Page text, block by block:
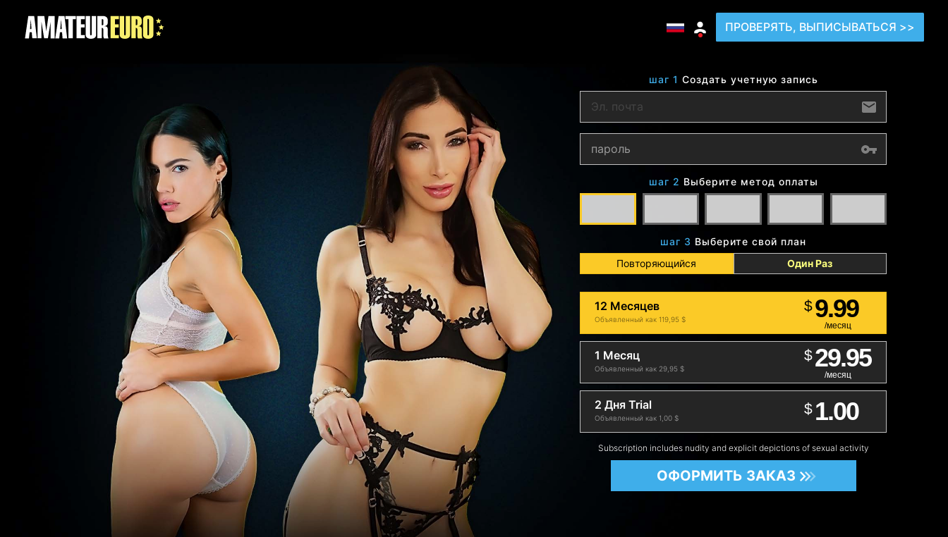
ПРОВЕРЯТЬ, ВЫПИСЫВАТЬСЯ >>
шаг 1 Создать учетную запись
шаг 2 Выберите метод оплаты
шаг 3 Выберите свой план
Повторяющийся
Один Раз
12 Месяцев
Объявленный как 119,95 $
$9.99
/месяц
1 Месяц
Объявленный как 29,95 $
$29.95
/месяц
2 Дня Trial
Объявленный как 1,00 $
$ 1.00
Subscription includes nudity and explicit depictions of sexual activity
ОФОРМИТЬ ЗАКАЗ